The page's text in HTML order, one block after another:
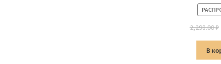
2,298.00₽
В